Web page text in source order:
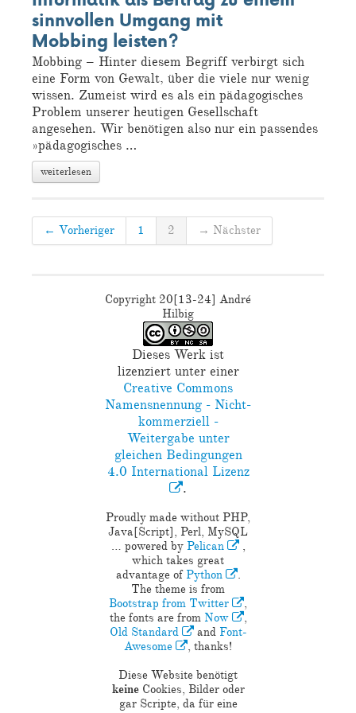
TAGS
ZfsL informatische-Bildung
Verkehrserziehung BibTeX iPad
Cybermobbing
Präsentationen
Handout
Barrierefreiheit Gedanken
Unterrichtsmaterial Studium Informatik
CTAN Lehramt itnrw19 Schule
Internet
großartig
Kernseminar
Kochen
Pflichtfach-Informatik
SekI LaTeX
EXTERNES
archlinux
E-Mail: mail@andrehilbig.de
Mastodon: der_andre@chaos.social
sinnvollen Umgang mit
Mobbing leisten?
Mobbing – Hinter diesem Begriff verbirgt sich
eine Form von Gewalt, über die viele nur wenig
wissen. Zumeist wird es als ein pädagogisches
Problem unserer heutigen Gesellschaft
angesehen. Wir benötigen also nur ein passendes
»pädagogisches …
weiterlesen
← Vorheriger 1 2 → Nächster
Copyright 20[13-24] André
Hilbig
Dieses Werk ist
lizenziert unter einer
Creative Commons
Namensnennung - Nicht-
kommerziell -
Weitergabe unter
gleichen Bedingungen
4.0 International Lizenz
.
Proudly made without PHP,
Java[Script], Perl, MySQL
… powered by Pelican
,
which takes great
advantage of Python
.
The theme is from
Bootstrap from Twitter
,
the fonts are from Now
,
Old Standard
and Font-
Awesome
, thanks!
Diese Website benötigt
keineCookies, Bilder oder
gar Scripte, da für eine